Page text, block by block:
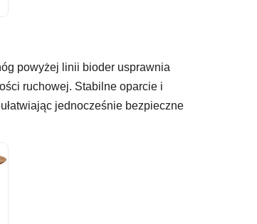
powyżej linii bioder usprawnia
ruchowej. Stabilne oparcie i
jednocześnie bezpieczne